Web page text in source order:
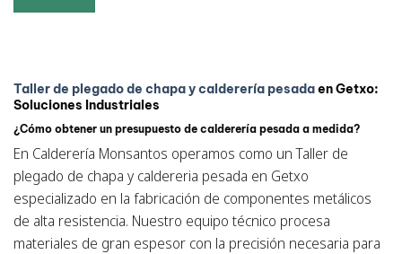
Taller de plegado de chapa y calderería pesadaen Getxo:
Soluciones Industriales
¿Cómo obtener un presupuesto de calderería pesada a medida?
En Calderería Monsantos operamos como un Taller de
plegado de chapa y caldereria pesada en Getxo
especializado en la fabricación de componentes metálicos
de alta resistencia. Nuestro equipo técnico procesa
materiales de gran espesor con la precisión necesaria para